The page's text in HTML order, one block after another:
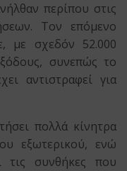
περίπου στις
Τον επόμενο
με σχεδόν 52.000
συνεπώς το
αντιστραφεί για
πολλά κίνητρα
εξωτερικού, ενώ
τις συνθήκες που